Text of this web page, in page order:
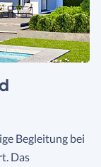
Begleitung bei
Das